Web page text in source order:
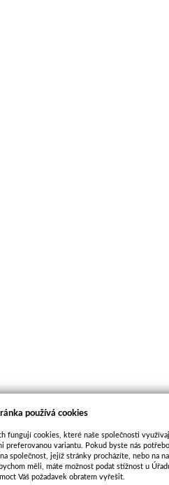
používá cookies
fungují cookies, které naše společnosti
preferovanou variantu. Pokud byste nás
společnost, jejíž stránky procházíte, nebo na
měli, máte možnost podat stížnost u
Váš požadavek obratem vyřešit.